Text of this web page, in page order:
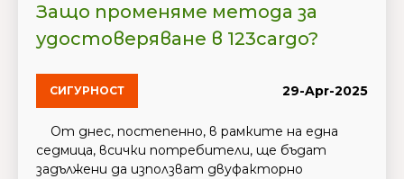
Защо променяме метода за
удостоверяване в 123cargo?
СИГУРНОСТ 29-Apr-2025
От днес, постепенно, в рамките на една
седмица, всички потребители, ще бъдат
задължени да използват двуфакторно